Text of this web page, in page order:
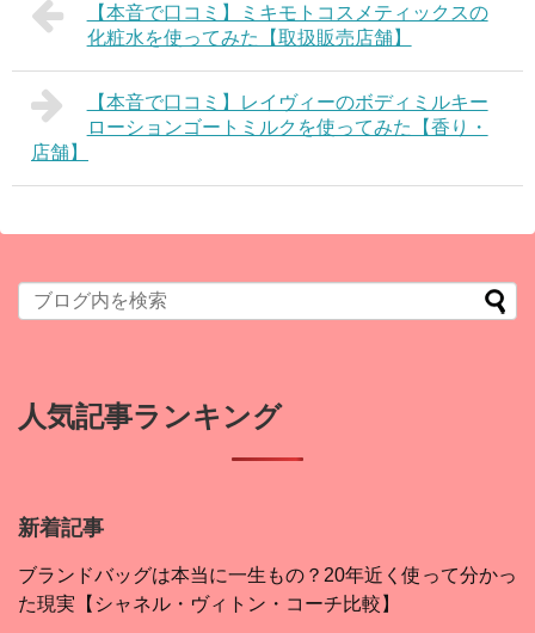
【本音で口コミ】ミキモトコスメティックスの
化粧水を使ってみた【取扱販売店舗】
【本音で口コミ】レイヴィーのボディミルキー
ローションゴートミルクを使ってみた【香り・
店舗】
人気記事ランキング
新着記事
ブランドバッグは本当に一生もの？20年近く使って分かっ
た現実【シャネル・ヴィトン・コーチ比較】